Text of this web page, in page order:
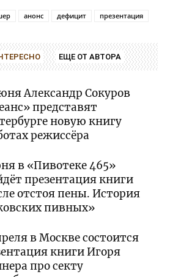
анонс дефицит презентация
ЕЩЕ ОТ АВТОРА
Александр Сокуров
представят
новую книгу
режиссёра
в «Пивотеке 465»
презентация книги
отстоя пены. История
пивных»
в Москве состоится
книги Игоря
про секту